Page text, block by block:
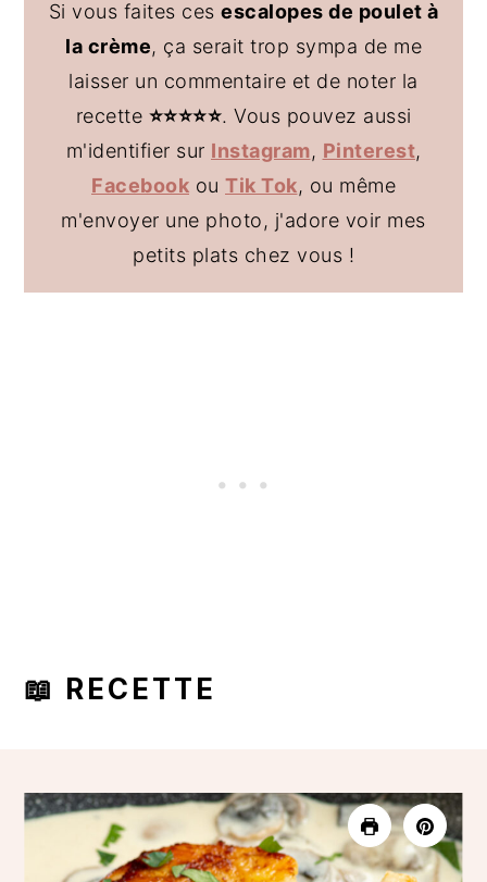
Si vous faites ces escalopes de poulet à
la crème, ça serait trop sympa de me
laisser un commentaire et de noter la
recette ⭐️⭐️⭐️⭐️⭐️. Vous pouvez aussi
m'identifier sur Instagram, Pinterest,
Facebook ou Tik Tok, ou même
m'envoyer une photo, j'adore voir mes
petits plats chez vous !
📖 RECETTE